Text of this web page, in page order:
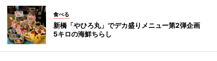
食べる
新橋「やひろ丸」でデカ盛りメニュー第2弾企画
5キロの海鮮ちらし